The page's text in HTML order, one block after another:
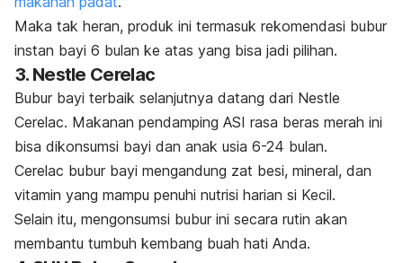
Maka tak heran, produk ini termasuk rekomendasi bubur
instan bayi 6 bulan ke atas yang bisa jadi pilihan.
3. Nestle Cerelac
Bubur bayi terbaik selanjutnya datang dari Nestle
Cerelac. Makanan pendamping ASI rasa beras merah ini
bisa dikonsumsi bayi dan anak usia 6-24 bulan.
Cerelac bubur bayi mengandung zat besi, mineral, dan
vitamin yang mampu penuhi nutrisi harian si Kecil.
Selain itu, mengonsumsi bubur ini secara rutin akan
membantu tumbuh kembang buah hati Anda.